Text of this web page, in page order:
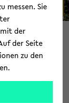
© Uni­ver­si­tät Bie­le­feld
der
messen. Sie
der
der Seite
zu den